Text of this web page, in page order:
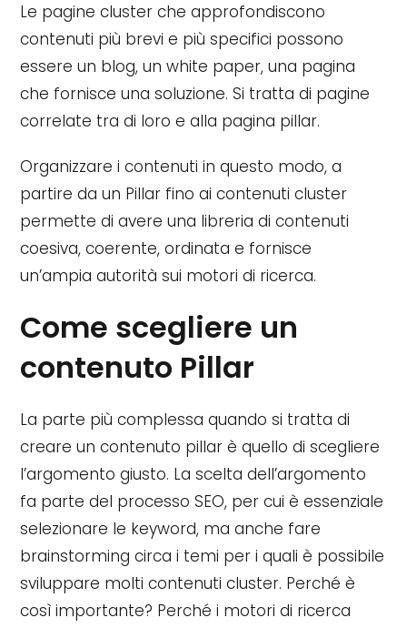
Le pagine cluster che approfondiscono
contenuti più brevi e più specifici possono
essere un blog, un white paper, una pagina
che fornisce una soluzione. Si tratta di pagine
correlate tra di loro e alla pagina pillar.
Organizzare i contenuti in questo modo, a
partire da un Pillar fino ai contenuti cluster
permette di avere una libreria di contenuti
coesiva, coerente, ordinata e fornisce
un’ampia autorità sui motori di ricerca.
Come scegliere un
contenuto Pillar
La parte più complessa quando si tratta di
creare un contenuto pillar è quello di scegliere
l’argomento giusto. La scelta dell’argomento
fa parte del processo SEO, per cui è essenziale
selezionare le keyword, ma anche fare
brainstorming circa i temi per i quali è possibile
sviluppare molti contenuti cluster. Perché è
così importante? Perché i motori di ricerca